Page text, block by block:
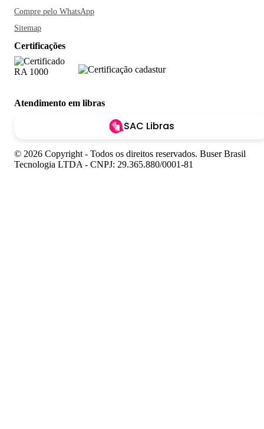
Compre pelo WhatsApp
Sitemap
Certificações
Atendimento em libras
SAC Libras
© 2026 Copyright - Todos os direitos reservados. Buser Brasil
Tecnologia LTDA - CNPJ: 29.365.880/0001-81